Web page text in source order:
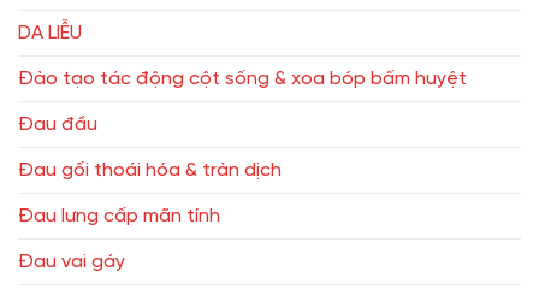
DA LIỄU
Đào tạo tác động cột sống & xoa bóp bấm huyệt
Đau đầu
Đau gối thoái hóa & tràn dịch
Đau lưng cấp mãn tính
Đau vai gáy